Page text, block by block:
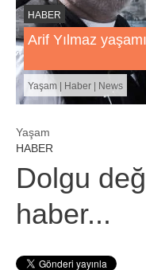
HABER
Arif Yılmaz
Yaşam | Haber | News
Yaşam
HABER
Dolgu
haber...